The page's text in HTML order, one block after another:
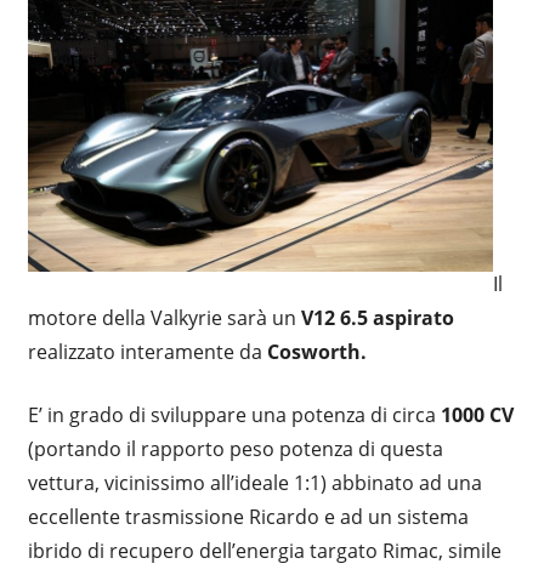
Il
motore della Valkyrie sarà un V12 6.5 aspirato
realizzato interamente da Cosworth.
E’ in grado di sviluppare una potenza di circa 1000 CV
(portando il rapporto peso potenza di questa
vettura, vicinissimo all’ideale 1:1) abbinato ad una
eccellente trasmissione Ricardo e ad un sistema
ibrido di recupero dell’energia targato Rimac, simile